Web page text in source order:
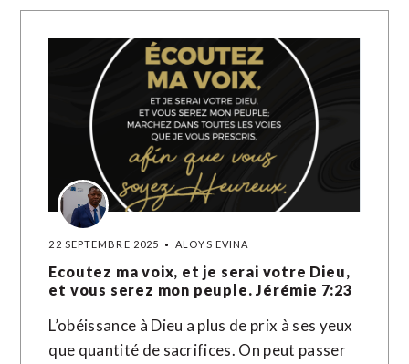
22 SEPTEMBRE 2025 ALOYS EVINA
Ecoutez ma voix, et je serai votre Dieu,
et vous serez mon peuple. Jérémie 7:23
L’obéissance à Dieu a plus de prix à ses yeux
que quantité de sacrifices. On peut passer